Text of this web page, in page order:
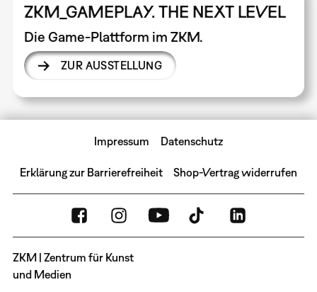
ZKM_GAMEPLAY. THE NEXT LEVEL
Die Game-Plattform im ZKM.
ZUR AUSSTELLUNG
Impressum Datenschutz
Erklärung zur Barrierefreiheit Shop-Vertrag widerrufen
ZKM | Zentrum für Kunst
und Medien